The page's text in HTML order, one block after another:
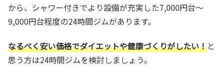
から、シャワー付きでより設備が充実した7,000円台～
9,000円台程度の24時間ジムがあります。
なるべく安い価格でダイエットや健康づくりがしたい！と
思う方は24時間ジムを検討しましょう。